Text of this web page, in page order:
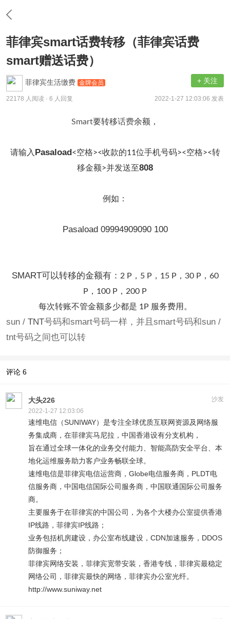
菲律宾smart话费转移（菲律宾话费
smart赠送话费）
菲律宾生活缴费 金牌会员 + 关注
22178 人阅读 · 6 人回复 2022-1-27 12:03:06 发表
Smart要转移话费余额 ，
请输入 Pasaload<空格><收款的11位手机号码><空格><转
移金额>并发送至808
例如：
Pasaload 09994909090 100
SMART可以转移的金额有： 2 P， 5 P， 15 P， 30 P， 60
P， 100 P， 200 P
每次转账不管金额多少都是 1P 服务费用。
sun / TNT号码和smart号码一样，并且smart号码和sun /
tnt号码之间也可以转
评论 6
沙发
大头226
2022-1-27 12:03:06
速维电信（SUNIWAY）是专注全球优质互联网资源及网络服
务集成商，在菲律宾马尼拉，中国香港设有分支机构，
旨在通过全球一体化的业务交付能力、智能高防安全平台、本
地化运维服务助力客户业务畅联全球。
速维电信是菲律宾电信运营商，Globe电信服务商，PLDT电
信服务商，中国电信国际公司服务商，中国联通国际公司服务
商。
主要服务于在菲律宾的中国公司，为各个大楼办公室提供香港
IP线路，菲律宾IP线路；
业务包括机房建设，办公室布线建设，CDN加速服务，DDOS
防御服务；
菲律宾网络安装，菲律宾宽带安装，香港专线，菲律宾最稳定
网络公司，菲律宾最快的网络，菲律宾办公室光纤。
http://www.suniway.net